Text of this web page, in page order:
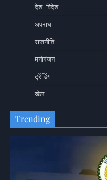
देश-विदेश
अपराध
राजनीति
मनोरंजन
ट्रेंडिंग
खेल
Trending